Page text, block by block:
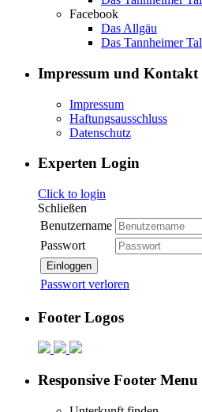
Facebook
Das Allgäu
Das Tannheimer Tal
Impressum und Kontakt
Impressum
Haftungsausschluss
Datenschutz
Experten Login
Click to login
Schließen
Benutzername
Passwort
Einloggen
Passwort verloren
Footer Logos
Responsive Footer Menu